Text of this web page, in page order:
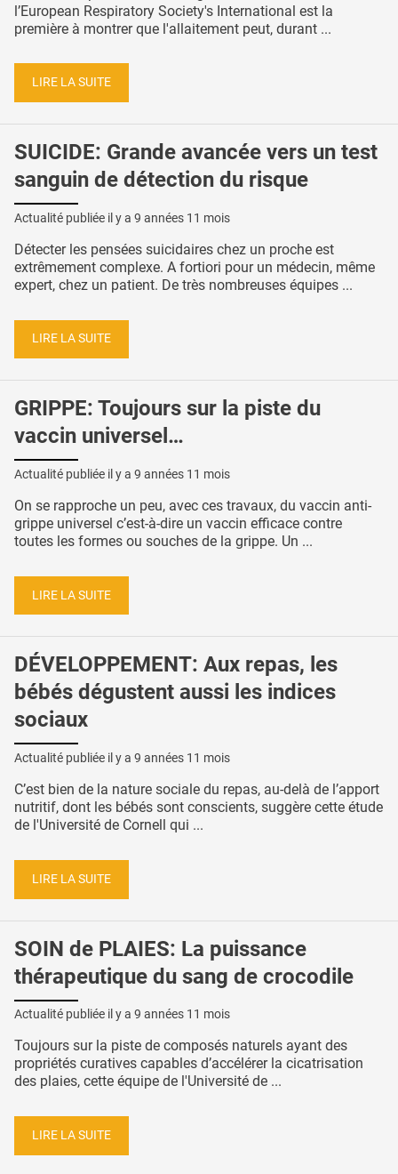
l’European Respiratory Society's International est la
première à montrer que l'allaitement peut, durant ...
LIRE LA SUITE
SUICIDE: Grande avancée vers un test
sanguin de détection du risque
Actualité publiée il y a 9 années 11 mois
Détecter les pensées suicidaires chez un proche est
extrêmement complexe. A fortiori pour un médecin, même
expert, chez un patient. De très nombreuses équipes ...
LIRE LA SUITE
GRIPPE: Toujours sur la piste du
vaccin universel…
Actualité publiée il y a 9 années 11 mois
On se rapproche un peu, avec ces travaux, du vaccin anti-
grippe universel c’est-à-dire un vaccin efficace contre
toutes les formes ou souches de la grippe. Un ...
LIRE LA SUITE
DÉVELOPPEMENT: Aux repas, les
bébés dégustent aussi les indices
sociaux
Actualité publiée il y a 9 années 11 mois
C’est bien de la nature sociale du repas, au-delà de l’apport
nutritif, dont les bébés sont conscients, suggère cette étude
de l'Université de Cornell qui ...
LIRE LA SUITE
SOIN de PLAIES: La puissance
thérapeutique du sang de crocodile
Actualité publiée il y a 9 années 11 mois
Toujours sur la piste de composés naturels ayant des
propriétés curatives capables d’accélérer la cicatrisation
des plaies, cette équipe de l'Université de ...
LIRE LA SUITE